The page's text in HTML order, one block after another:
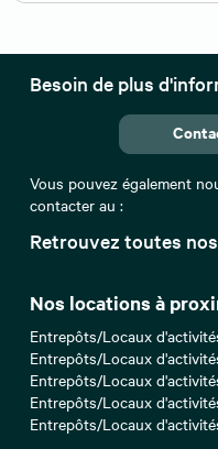
Retrouvez toutes
Nos locations à
Entrepôts/Locaux
Entrepôts/Locaux
Entrepôts/Locaux
Entrepôts/Locaux
Entrepôts/Locaux
Besoin de plus
Vous pouvez également
contacter au :